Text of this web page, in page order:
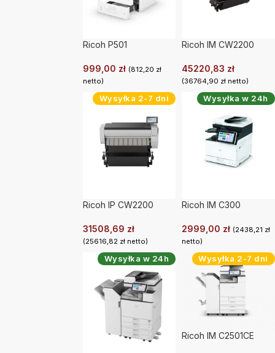
Ricoh P501
999,00 zł (812,20 zł
netto)
Ricoh IM CW2200
45220,83 zł
(36764,90 zł netto)
Wysyłka 2-7 dni
Ricoh IP CW2200
31508,69 zł
(25616,82 złnetto)
Wysyłka w 24h
Ricoh IM C300
2999,00 zł (2438,21 zł
netto)
Wysyłka w 24h Wysyłka 2-7 dni
Ricoh IM C2501CE